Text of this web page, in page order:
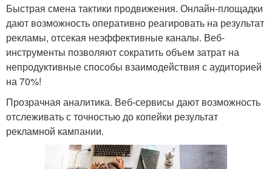
Быстрая смена тактики продвижения. Онлайн-площадки
дают возможность оперативно реагировать на результат
рекламы, отсекая неэффективные каналы. Веб-
инструменты позволяют сократить объем затрат на
непродуктивные способы взаимодействия с аудиторией
на 70%!
Прозрачная аналитика. Веб-сервисы дают возможность
отслеживать с точностью до копейки результат
рекламной кампании.